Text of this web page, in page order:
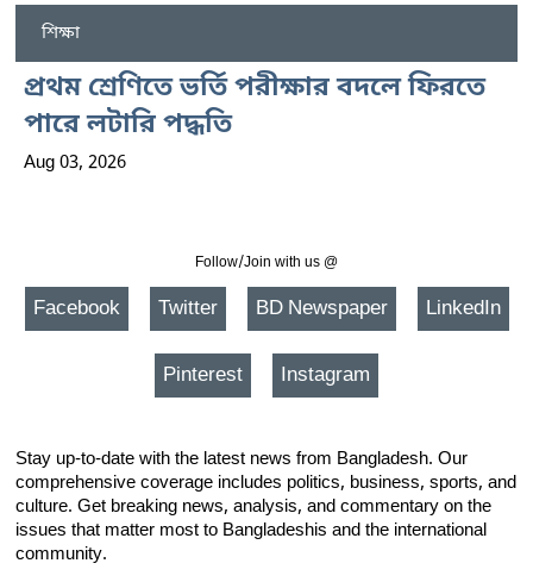
শিক্ষা
প্রথম শ্রেণিতে ভর্তি পরীক্ষার বদলে ফিরতে
পারে লটারি পদ্ধতি
Aug 03, 2026
Follow/Join with us @
Facebook Twitter BD Newspaper LinkedIn
Pinterest Instagram
Stay up-to-date with the latest news from Bangladesh. Our
comprehensive coverage includes politics, business, sports, and
culture. Get breaking news, analysis, and commentary on the
issues that matter most to Bangladeshis and the international
community.